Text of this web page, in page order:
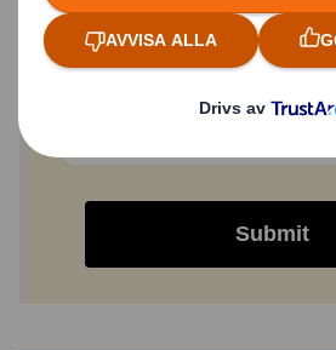
postmeddelanden eller genom att
kontaktformulär på vår webbplats.
använder och skyddar dina
Submit